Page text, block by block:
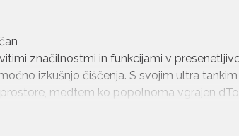
značilnostmi in funkcijami v
izkušnjo čiščenja. S svojim ultra
medtem ko popolnoma vgrajen
zagotavljata 100%-no pokritost čiščenja s
močna sesalna moč 21 000 Pa